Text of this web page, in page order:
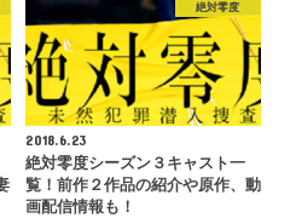
絶対零度
2018.6.23
絶対零度シーズン３キャスト一
覧！前作２作品の紹介や原作、動
画配信情報も！